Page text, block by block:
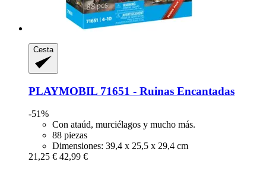
Cesta
PLAYMOBIL 71651 -​ Ruinas Encantadas
-51%
Con ataúd, murciélagos y mucho más.
88 piezas
Dimensiones: 39,4 x 25,5 x 29,4 cm
21,25 € 42,99 €